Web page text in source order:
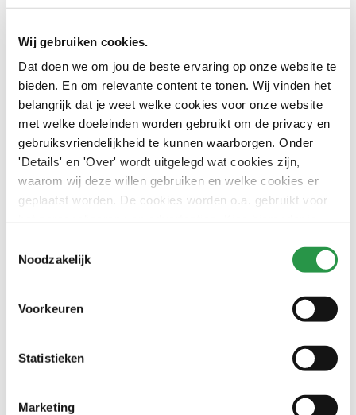
Wij gebruiken cookies.
Dat doen we om jou de beste ervaring op onze website te
bieden. En om relevante content te tonen. Wij vinden het
belangrijk dat je weet welke cookies voor onze website
met welke doeleinden worden gebruikt om de privacy en
gebruiksvriendelijkheid te kunnen waarborgen. Onder
'Details' en 'Over' wordt uitgelegd wat cookies zijn,
waarom wij deze willen gebruiken en welke cookies er
geplaatst worden. De cookies worden o.a. gebruikt voor
Noodzakelijk
Voorkeuren
Statistieken
Marketing
Waar kunnen we mee
helpen?